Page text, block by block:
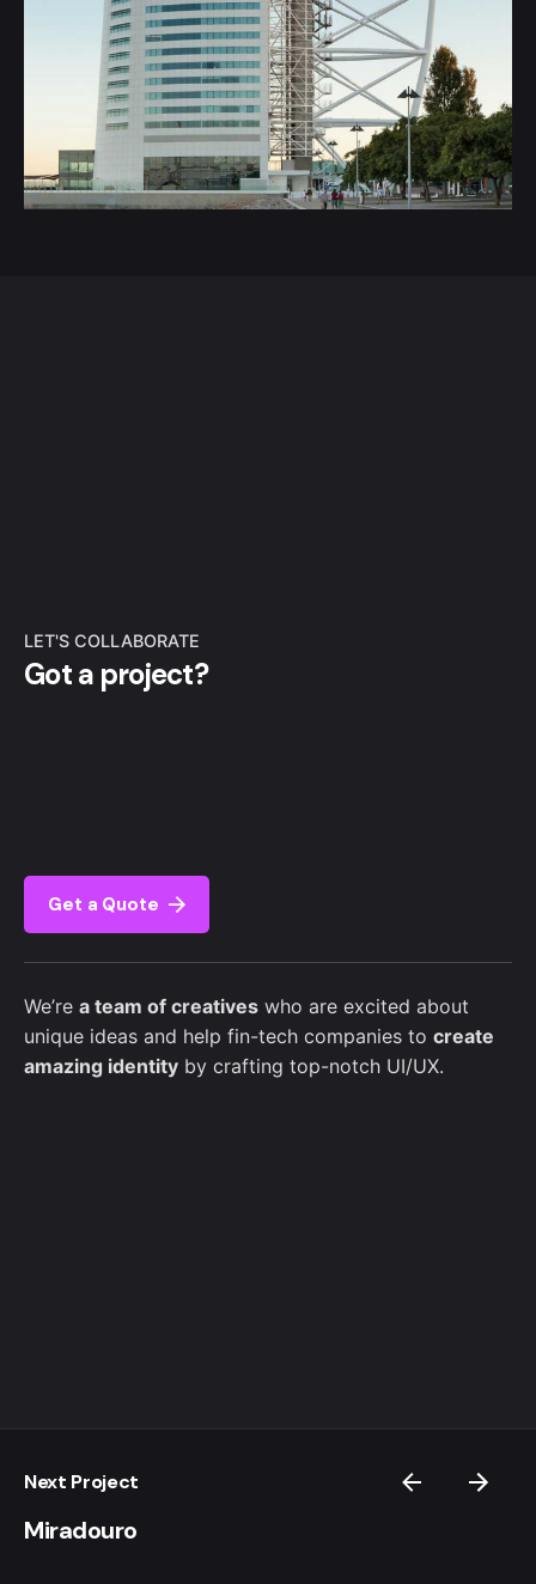
LET'S COLLABORATE
Got a project?
Get a Quote
We’re a team of creatives who are excited about
unique ideas and help fin-tech companies to create
amazing identity by crafting top-notch UI/UX.
Next Project
Miradouro